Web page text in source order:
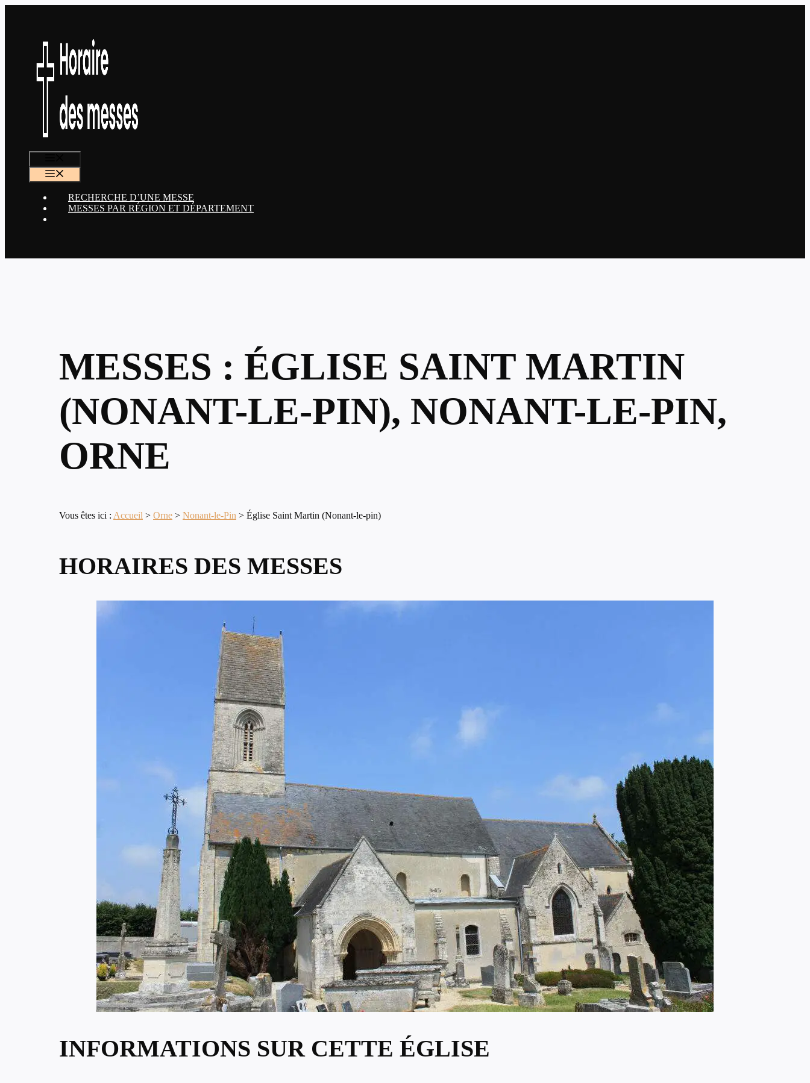
RECHERCHE D’UNE MESSE
MESSES PAR RÉGION ET DÉPARTEMENT
MESSES : ÉGLISE SAINT MARTIN
(NONANT-LE-PIN), NONANT-LE-PIN,
ORNE
Vous êtes ici : Accueil > Orne > Nonant-le-Pin > Église Saint Martin (Nonant-le-pin)
HORAIRES DES MESSES
INFORMATIONS SUR CETTE ÉGLISE